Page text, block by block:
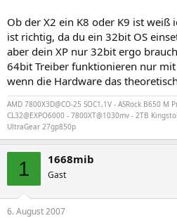
Ob der X2 ein K8 oder K9 ist weiß
ist richtig, da du ein 32bit OS
aber dein XP nur 32bit ergo
64bit Treiber funktionieren nur
wenn die Hardware das
AMD 7800X3D@CO-25 SOC1,1V - ASRock B650 M
CL32@EXPO6000 - 7800XT@1030mv - 2TB
UltraGear 27gp850p
1 1668mib
Gast
6. August 2007